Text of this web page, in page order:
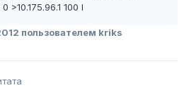
>10.175.96.1 100 I
пользователем kriks